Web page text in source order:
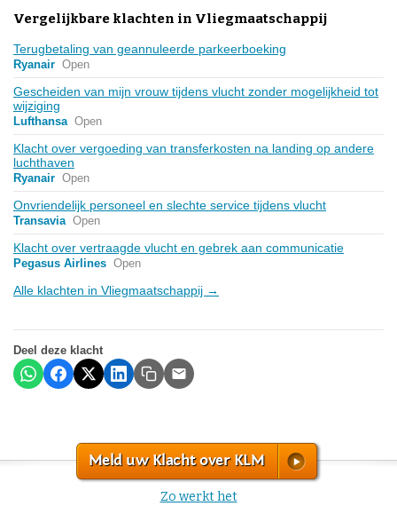
Vergelijkbare klachten in Vliegmaatschappij
Terugbetaling van geannuleerde parkeerboeking
Ryanair Open
Gescheiden van mijn vrouw tijdens vlucht zonder mogelijkheid tot
wijziging
Lufthansa Open
Klacht over vergoeding van transferkosten na landing op andere
luchthaven
Ryanair Open
Onvriendelijk personeel en slechte service tijdens vlucht
Transavia Open
Klacht over vertraagde vlucht en gebrek aan communicatie
Pegasus Airlines Open
Alle klachten in Vliegmaatschappij →
Deel deze klacht
Meld uw Klacht over KLM
Zo werkt het